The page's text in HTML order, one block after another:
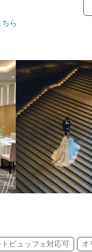
前式／和装人前式
ちら
ビュッフェ対応可 オ